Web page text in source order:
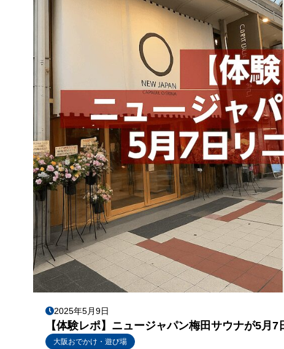
2025年5月9日
【体験レポ】ニュージャパン梅田サウナが5月
大阪おでかけ・遊び場